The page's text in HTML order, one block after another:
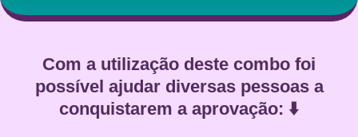
Com a utilização deste combo foi
possível ajudar diversas pessoas a
conquistarem a aprovação: ⬇️